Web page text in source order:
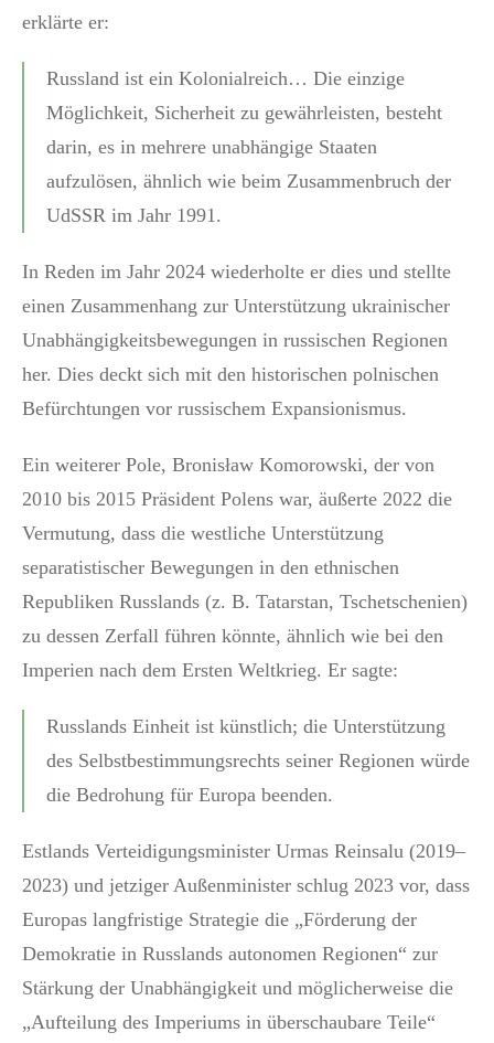
erklärte er:
Russland ist ein Kolonialreich… Die einzige
Möglichkeit, Sicherheit zu gewährleisten, besteht
darin, es in mehrere unabhängige Staaten
aufzulösen, ähnlich wie beim Zusammenbruch der
UdSSR im Jahr 1991.
In Reden im Jahr 2024 wiederholte er dies und stellte
einen Zusammenhang zur Unterstützung ukrainischer
Unabhängigkeitsbewegungen in russischen Regionen
her. Dies deckt sich mit den historischen polnischen
Befürchtungen vor russischem Expansionismus.
Ein weiterer Pole, Bronisław Komorowski, der von
2010 bis 2015 Präsident Polens war, äußerte 2022 die
Vermutung, dass die westliche Unterstützung
separatistischer Bewegungen in den ethnischen
Republiken Russlands (z. B. Tatarstan, Tschetschenien)
zu dessen Zerfall führen könnte, ähnlich wie bei den
Imperien nach dem Ersten Weltkrieg. Er sagte:
Russlands Einheit ist künstlich; die Unterstützung
des Selbstbestimmungsrechts seiner Regionen würde
die Bedrohung für Europa beenden.
Estlands Verteidigungsminister Urmas Reinsalu (2019–
2023) und jetziger Außenminister schlug 2023 vor, dass
Europas langfristige Strategie die „Förderung der
Demokratie in Russlands autonomen Regionen“ zur
Stärkung der Unabhängigkeit und möglicherweise die
„Aufteilung des Imperiums in überschaubare Teile“